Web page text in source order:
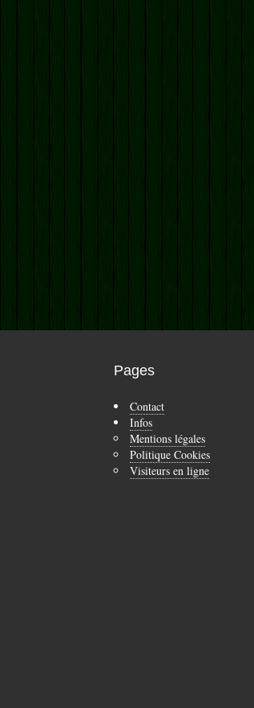
Pages
Contact
Infos
Mentions légales
Politique Cookies
Visiteurs en ligne